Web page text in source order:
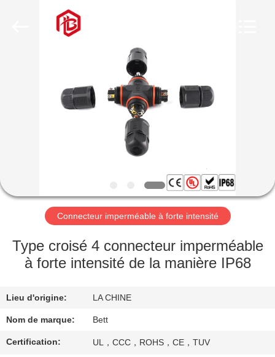
PRODUITS
DE
NOUS
VISITE
D'USINE
CONTRÔLE
DE
QUALITÉ
Connecteur imperméable à forte intensité
Type croisé 4 connecteur imperméable
à forte intensité de la manière IP68
Lieu d'origine: LA CHINE
Nom de marque: Bett
Certification: UL，CCC，ROHS，CE，TUV